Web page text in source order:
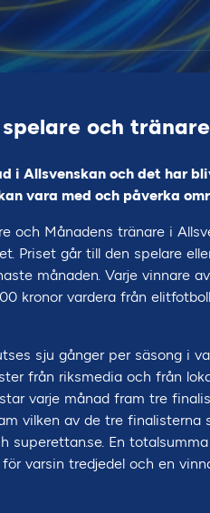
och tränare
i Allsvenskan och det har
vara med och påverka
och Månadens tränare i
Priset går till den spelare
månaden. Varje vinnare
kronor vardera från
sju gånger per säsong i
från riksmedia och från
varje månad fram tre
vilken av de tre finalisterna
superettan.se. En
varsin tredjedel och en